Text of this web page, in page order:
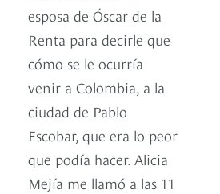
esposa de Óscar de la
Renta para decirle que
cómo se le ocurría
venir a Colombia, a la
ciudad de Pablo
Escobar, que era lo peor
que podía hacer. Alicia
Mejía me llamó a las 11